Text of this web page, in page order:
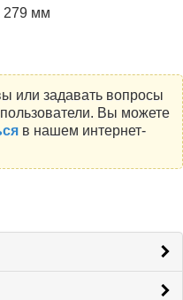
279 мм
или задавать вопросы
Вы можете
в нашем интернет-